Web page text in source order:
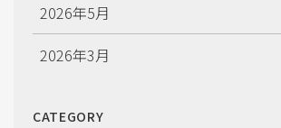
2026年5月
2026年3月
CATEGORY